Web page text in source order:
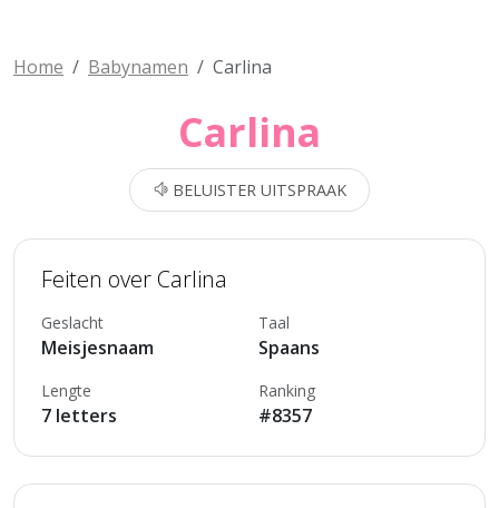
Home Babynamen Carlina
Carlina
BELUISTER UITSPRAAK
Feiten over Carlina
Geslacht
Meisjesnaam
Taal
Spaans
Lengte
7 letters
Ranking
#8357